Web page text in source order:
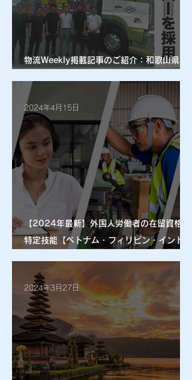
物流Weekly掲載記事のご紹介：和歌山県初
【2024年最新】外国人労働者の在留資格と
特定技能【ベトナム・フィリピン・インドネ
2024年4月15日
2024年3月27日